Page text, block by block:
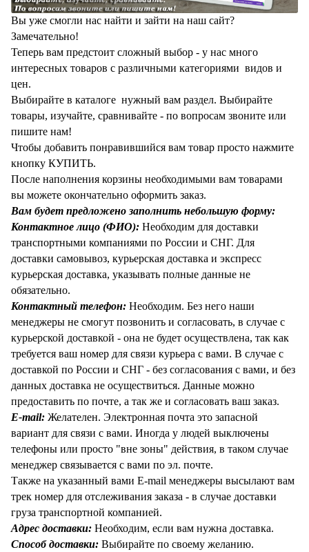
Вы уже смогли нас найти и зайти на наш сайт?
Замечательно!
Теперь вам предстоит сложный выбор - у нас много
интересных товаров с различными категориями видов и
цен.
Выбирайте в каталоге нужный вам раздел. Выбирайте
товары, изучайте, сравнивайте - по вопросам звоните или
пишите нам!
Чтобы добавить понравившийся вам товар просто нажмите
кнопку КУПИТЬ.
После наполнения корзины необходимыми вам товарами
вы можете окончательно оформить заказ.
Вам будет предложено заполнить небольшую форму:
Контактное лицо (ФИО): Необходим для доставки
транспортными компаниями по России и СНГ. Для
доставки самовывоз, курьерская доставка и экспресс
курьерская доставка, указывать полные данные не
обязательно.
Контактный телефон: Необходим. Без него наши
менеджеры не смогут позвонить и согласовать, в случае с
курьерской доставкой - она не будет осуществлена, так как
требуется ваш номер для связи курьера с вами. В случае с
доставкой по России и СНГ - без согласования с вами, и без
данных доставка не осуществиться. Данные можно
предоставить по почте, а так же и согласовать ваш заказ.
E-mail: Желателен. Электронная почта это запасной
вариант для связи с вами. Иногда у людей выключены
телефоны или просто "вне зоны" действия, в таком случае
менеджер связывается с вами по эл. почте.
Также на указанный вами E-mail менеджеры высылают вам
трек номер для отслеживания заказа - в случае доставки
груза транспортной компанией.
Адрес доставки: Необходим, если вам нужна доставка.
Способ доставки: Выбирайте по своему желанию.